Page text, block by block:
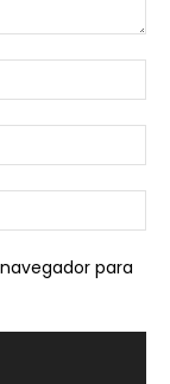
para